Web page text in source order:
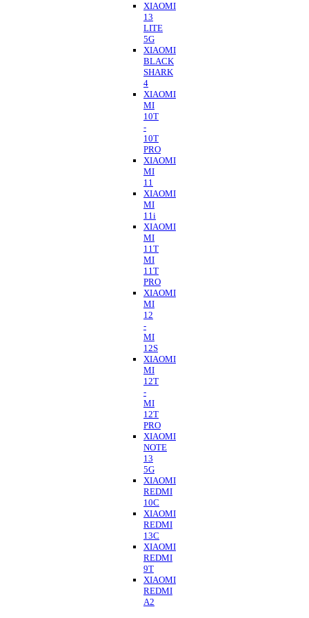
XIAOMI
13
LITE
5G
XIAOMI
BLACK
SHARK
4
XIAOMI
MI
10T
-
10T
PRO
XIAOMI
MI
11
XIAOMI
MI
11i
XIAOMI
MI
11T
MI
11T
PRO
XIAOMI
MI
12
-
MI
12S
XIAOMI
MI
12T
-
MI
12T
PRO
XIAOMI
NOTE
13
5G
XIAOMI
REDMI
10C
XIAOMI
REDMI
13C
XIAOMI
REDMI
9T
XIAOMI
REDMI
A2